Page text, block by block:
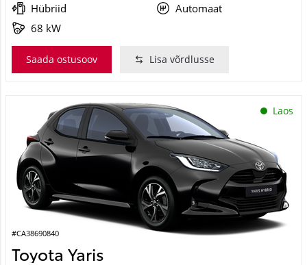
Hübriid
Automaat
68 kW
Saada ostusoov Lisa võrdlusse
Laos
#CA38690840
Toyota Yaris